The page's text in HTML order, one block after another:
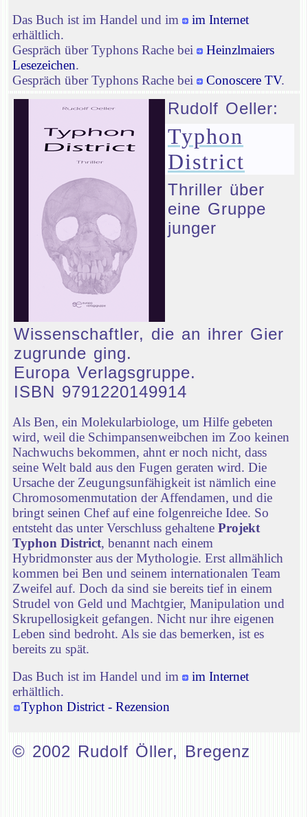
Das Buch ist im Handel und im
im Internet
erhältlich.
Gespräch über Typhons Rache bei
Heinzlmaiers
Lesezeichen.
Gespräch über Typhons Rache bei
Conoscere TV.
Rudolf Oeller:
Typhon
District
Thriller über
eine Gruppe
junger
Wissenschaftler, die an ihrer Gier
zugrunde ging.
Europa Verlagsgruppe.
ISBN 9791220149914
Als Ben, ein Molekularbiologe, um Hilfe gebeten
wird, weil die Schimpansenweibchen im Zoo keinen
Nachwuchs bekommen, ahnt er noch nicht, dass
seine Welt bald aus den Fugen geraten wird. Die
Ursache der Zeugungsunfähigkeit ist nämlich eine
Chromosomenmutation der Affendamen, und die
bringt seinen Chef auf eine folgenreiche Idee. So
entsteht das unter Verschluss gehaltene Projekt
Typhon District, benannt nach einem
Hybridmonster aus der Mythologie. Erst allmählich
kommen bei Ben und seinem internationalen Team
Zweifel auf. Doch da sind sie bereits tief in einem
Strudel von Geld und Machtgier, Manipulation und
Skrupellosigkeit gefangen. Nicht nur ihre eigenen
Leben sind bedroht. Als sie das bemerken, ist es
bereits zu spät.
Das Buch ist im Handel und im
im Internet
erhältlich.
Typhon District - Rezension
© 2002 Rudolf Öller, Bregenz